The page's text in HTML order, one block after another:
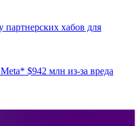
партнерских хабов для
$942 млн из-за вреда